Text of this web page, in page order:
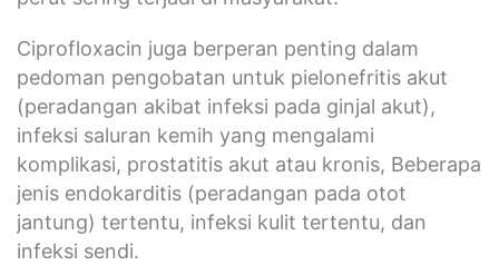
Ciprofloxacin juga berperan penting dalam
pedoman pengobatan untuk pielonefritis akut
(peradangan akibat infeksi pada ginjal akut),
infeksi saluran kemih yang mengalami
komplikasi, prostatitis akut atau kronis, Beberapa
jenis endokarditis (peradangan pada otot
jantung) tertentu, infeksi kulit tertentu, dan
infeksi sendi.